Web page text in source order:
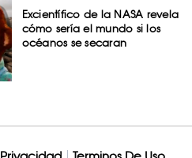
Excientífico de la NASA revela
cómo sería el mundo si los
océanos se secaran